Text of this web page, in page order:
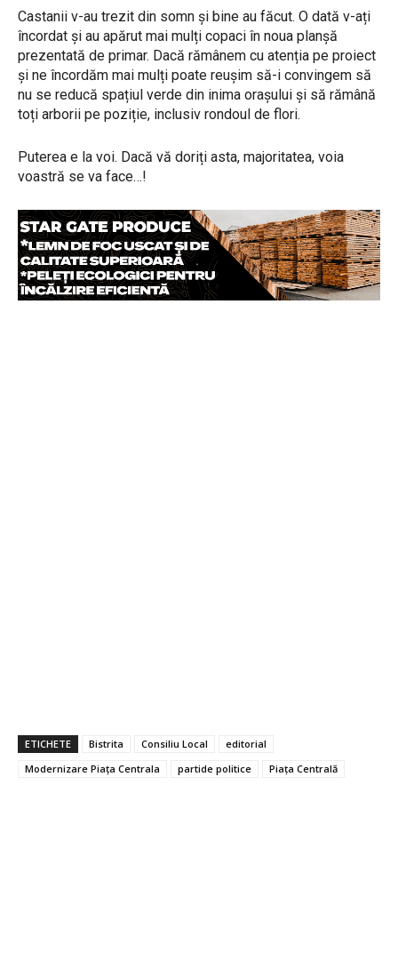
Castanii v-au trezit din somn și bine au făcut. O dată v-ați
încordat și au apărut mai mulți copaci în noua planșă
prezentată de primar. Dacă rămânem cu atenția pe proiect
și ne încordăm mai mulți poate reușim să-i convingem să
nu se reducă spațiul verde din inima orașului și să rămână
toți arborii pe poziție, inclusiv rondoul de flori.
Puterea e la voi. Dacă vă doriți asta, majoritatea, voia
voastră se va face…!
ETICHETE Bistrita Consiliu Local
editorial
Modernizare Piața Centrala
partide politice Piața Centrală